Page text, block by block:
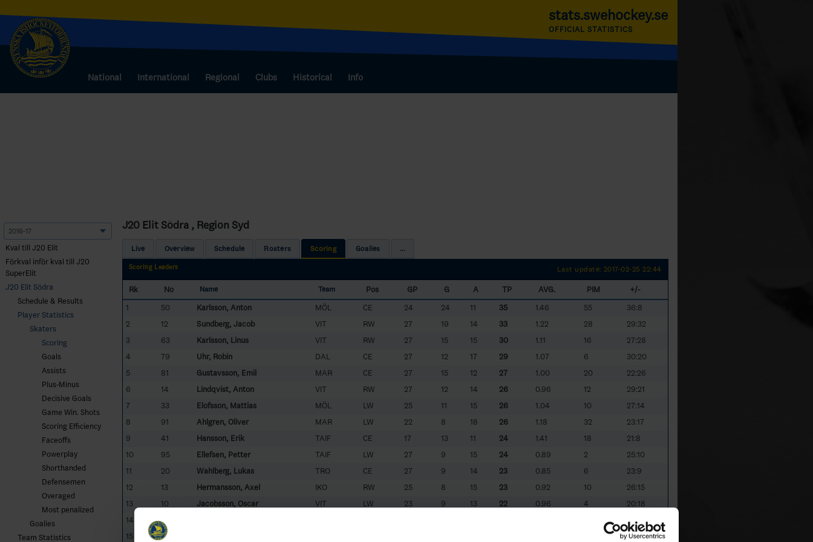
National International Regional Clubs Historical Info
stats.swehockey.se
OFFICIAL STATISTICS
Kval till J20 Elit
Förkval inför kval till J20
SuperElit
J20 Elit Södra
Schedule & Results
Player Statistics
Skaters
Scoring
Goals
Assists
Plus-Minus
Decisive Goals
Game Win. Shots
Scoring Efficiency
Faceoffs
Powerplay
Shorthanded
Defensemen
Overaged
Most penalized
Goalies
Team Statistics
J20 Elit Södra , Region Syd
Live Overview Schedule Rosters Scoring Goalies ...
Scoring Leaders Last update: 2017-02-25 22:44
Rk No Name Team Pos GP G A TP AVG. PIM
+/-
1
50 Karlsson, Anton MÖL CE 24 24 11 35 1.46 55
36:8
2
12 Sundberg, Jacob VIT RW 27 19 14 33 1.22 28
29:32
3
63 Karlsson, Linus VIT RW 27 15 15 30 1.11 16
27:28
4
79 Uhr, Robin DAL CE 27 12 17 29 1.07 6
30:20
5
81 Gustavsson, Emil MAR CE 27 15 12 27 1.00 20
22:26
6
14 Lindqvist, Anton VIT RW 27 12 14 26 0.96 12
29:21
7
33 Elofsson, Mattias MÖL LW 25 11 15 26 1.04 10
27:14
8
91 Ahlgren, Oliver MAR LW 22 8 18 26 1.18 32
23:17
9
41 Hansson, Erik TAIF CE 17 13 11 24 1.41 18
21:8
10
95 Ellefsen, Petter TAIF LW 27 9 15 24 0.89 2
25:10
11
20 Wahlberg, Lukas TRO CE 27 9 14 23 0.85 6
23:9
12
13 Hermansson, Axel IKO RW 25 8 15 23 0.92 10
26:15
13
10 Jacobsson, Oscar VIT LW 23 9 13 22 0.96 4
20:18
14
79
28:14
15
26
29:8